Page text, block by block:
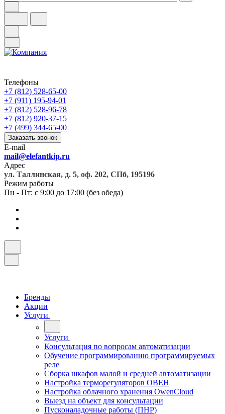
Телефоны
+7 (812) 528-65-00
+7 (911) 195-94-01
+7 (812) 528-96-78
+7 (812) 920-37-15
+7 (499) 344-65-00
Заказать звонок
E-mail
mail@elefantkip.ru
Адрес
ул. Таллинская, д. 5, оф. 202, СПб, 195196
Режим работы
Пн - Пт: с 9:00 до 17:00 (без обеда)
Бренды
Акции
Услуги
Услуги
Консультация по вопросам автоматизации
Обучение программированию программируемых
реле
Сборка шкафов малой и средней автоматизации
Настройка терморегуляторов ОВЕН
Настройка облачного хранения OwenCloud
Выезд на объект для консультации
Пусконаладочные работы (ПНР)